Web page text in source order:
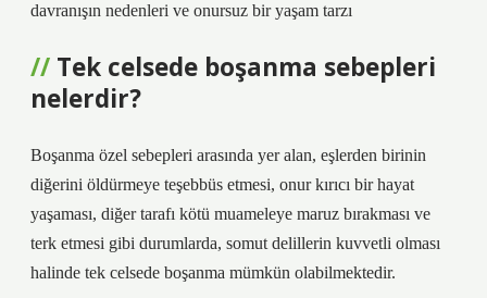
davranışın nedenleri ve onursuz bir yaşam tarzı
Tek celsede boşanma sebepleri
nelerdir?
Boşanma özel sebepleri arasında yer alan, eşlerden birinin
diğerini öldürmeye teşebbüs etmesi, onur kırıcı bir hayat
yaşaması, diğer tarafı kötü muameleye maruz bırakması ve
terk etmesi gibi durumlarda, somut delillerin kuvvetli olması
halinde tek celsede boşanma mümkün olabilmektedir.